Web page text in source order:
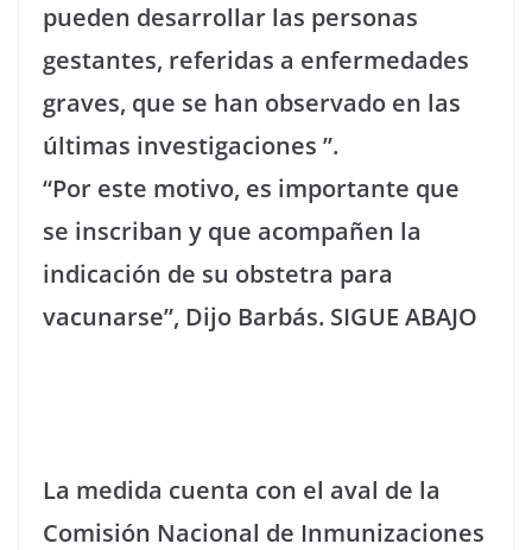
pueden desarrollar las personas
gestantes, referidas a enfermedades
graves, que se han observado en las
últimas investigaciones ”.
“Por este motivo, es importante que
se inscriban y que acompañen la
indicación de su obstetra para
vacunarse”, Dijo Barbás. SIGUE ABAJO
La medida cuenta con el aval de la
Comisión Nacional de Inmunizaciones